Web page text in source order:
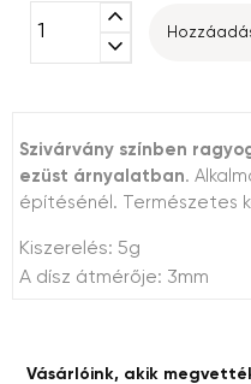
expand_less
expand_more
Szivárvány színben
ezüst árnyalatban.
építésénél. Természetes
Kiszerelés: 5g
A dísz átmérője: 3mm
Vásárlóink, akik